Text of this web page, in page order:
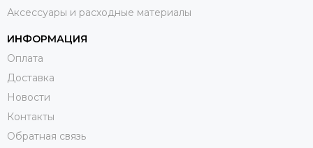
Аксессуары и расходные материалы
ИНФОРМАЦИЯ
Оплата
Доставка
Новости
Контакты
Обратная связь